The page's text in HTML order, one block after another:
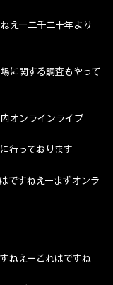
えー二千二十年より
に関する調査もやって
オンラインライブ
行っております
ですねえーまずオンラ
ねえーこれはですね